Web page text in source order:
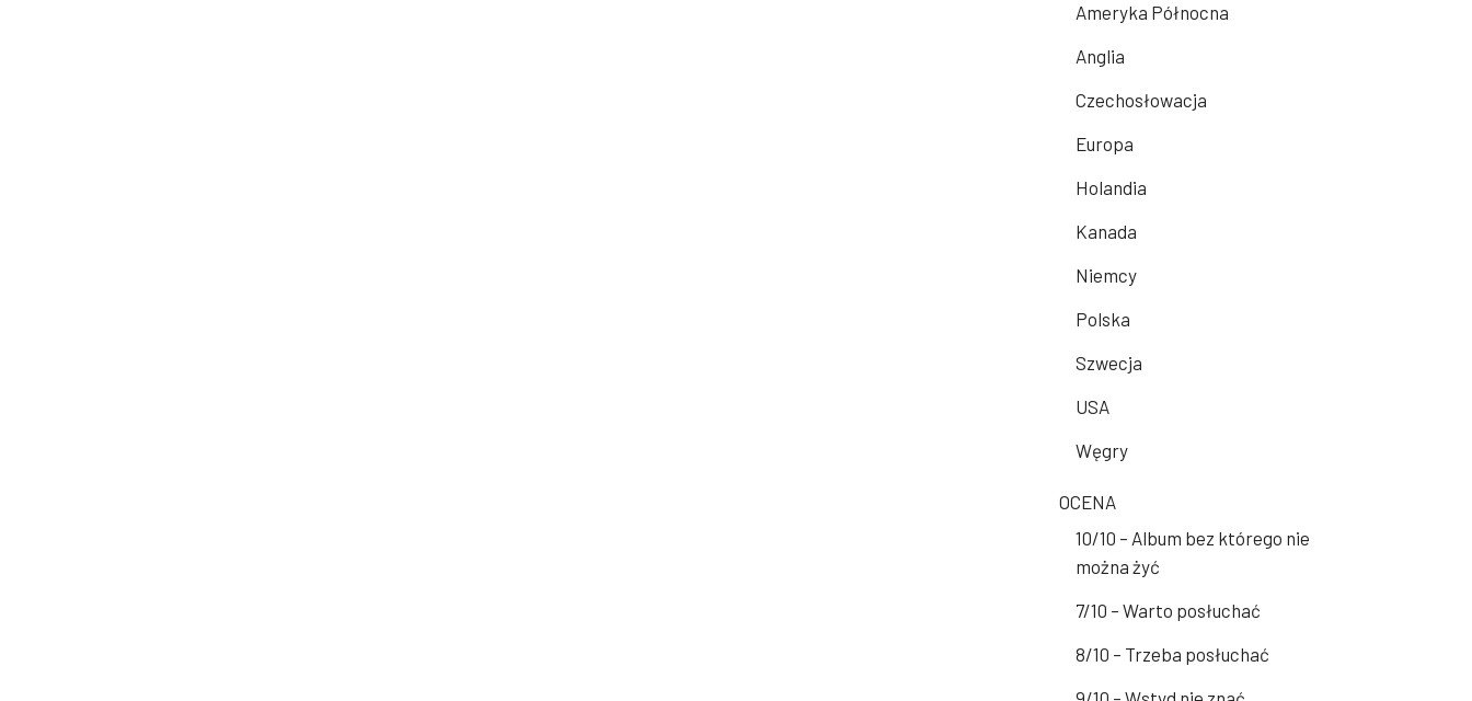
Ameryka Północna
Anglia
Czechosłowacja
Europa
Holandia
Kanada
Niemcy
Polska
Szwecja
USA
Węgry
OCENA
10/10 – Album bez którego nie
można żyć
7/10 – Warto posłuchać
8/10 – Trzeba posłuchać